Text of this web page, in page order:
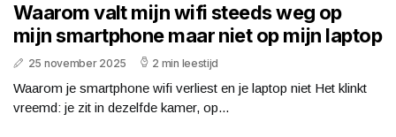
Waarom valt mijn wifi steeds weg op
mijn smartphone maar niet op mijn laptop
25 november 2025 2 min leestijd
Waarom je smartphone wifi verliest en je laptop niet Het klinkt
vreemd: je zit in dezelfde kamer, op...